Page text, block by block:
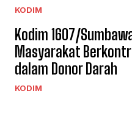
KODIM
Kodim 1607/
Masyarakat
dalam Donor Darah
KODIM